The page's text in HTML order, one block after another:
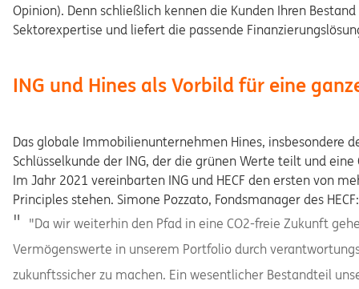
Opinion). Denn schließlich kennen die Kunden Ihren
Sektorexpertise und liefert die passende
ING und Hines als Vorbild für eine
Das globale Immobilienunternehmen Hines, insbesondere
Schlüsselkunde der ING, der die grünen Werte teilt und
Im Jahr 2021 vereinbarten ING und HECF den ersten von
Principles stehen. Simone Pozzato, Fondsmanager des HECF:
"Da wir weiterhin den Pfad in eine CO2-freie Zukunft
Vermögenswerte in unserem Portfolio durch
zukunftssicher zu machen. Ein wesentlicher Bestandteil